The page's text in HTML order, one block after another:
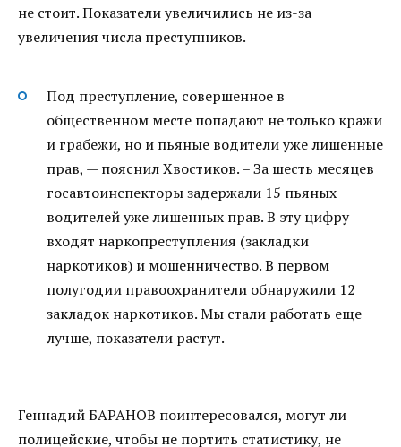
не стоит. Показатели увеличились не из-за
увеличения числа преступников.
Под преступление, совершенное в
общественном месте попадают не только кражи
и грабежи, но и пьяные водители уже лишенные
прав, — пояснил Хвостиков. – За шесть месяцев
госавтоинспекторы задержали 15 пьяных
водителей уже лишенных прав. В эту цифру
входят наркопреступления (закладки
наркотиков) и мошенничество. В первом
полугодии правоохранители обнаружили 12
закладок наркотиков. Мы стали работать еще
лучше, показатели растут.
Геннадий БАРАНОВ поинтересовался, могут ли
полицейские, чтобы не портить статистику, не